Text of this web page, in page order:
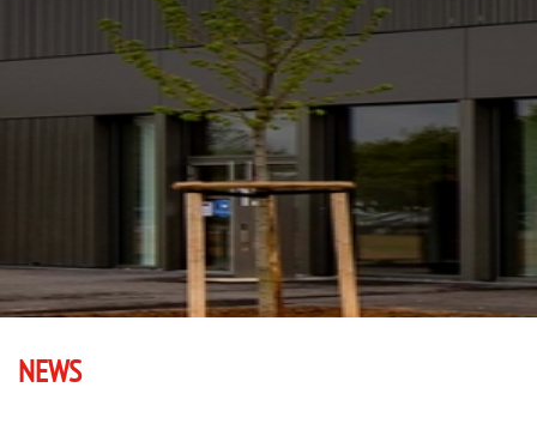
NEWS